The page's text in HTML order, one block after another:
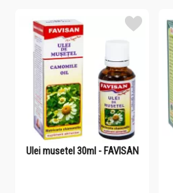
Ulei musetel 30ml - FAVISAN